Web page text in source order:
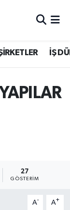
İŞ
27
GÖSTERIM
A- A+